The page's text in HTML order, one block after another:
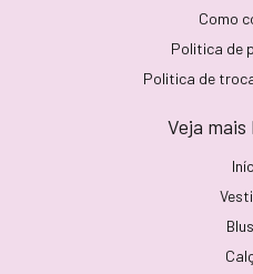
Como
Politica de
Politica de
Veja